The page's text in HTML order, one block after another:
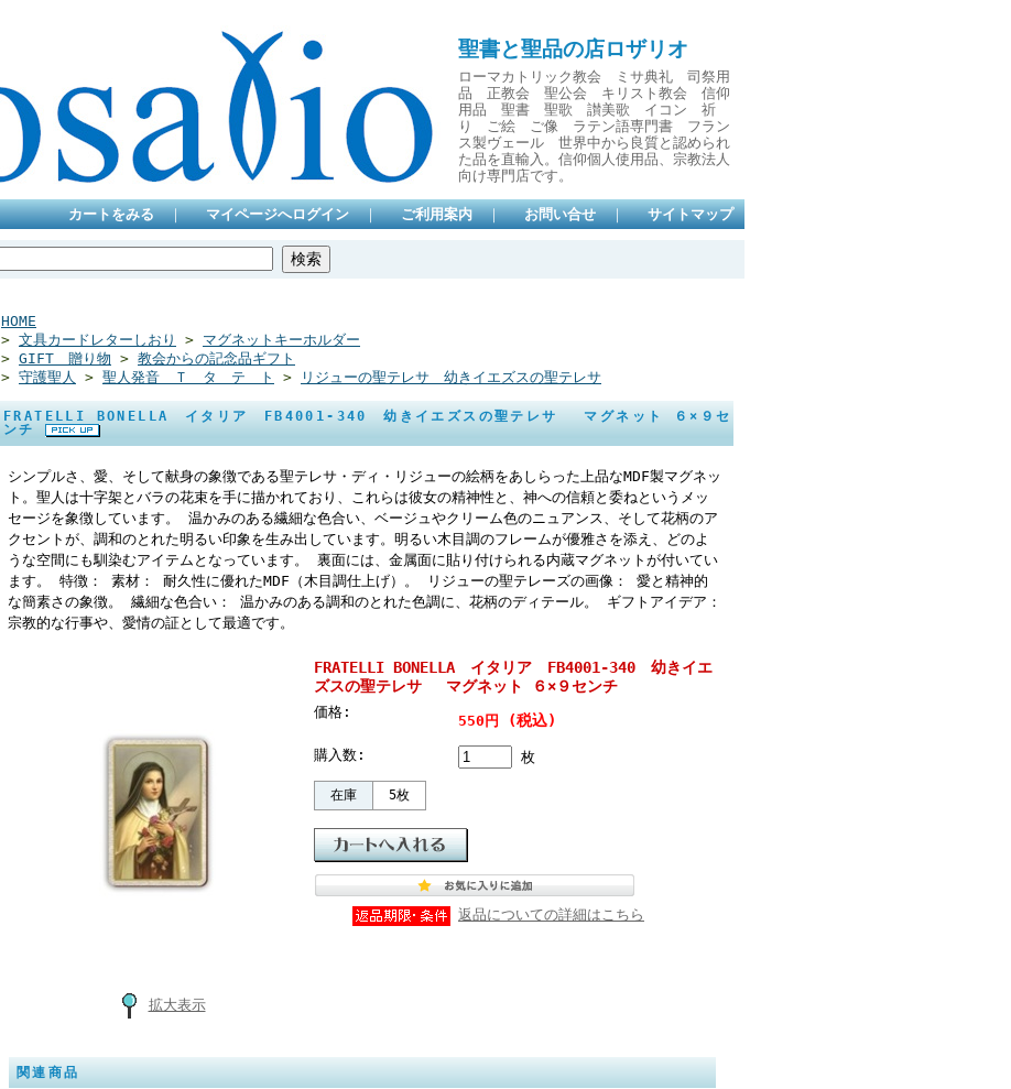
聖書と聖品の店ロザリオ
ローマカトリック教会 ミサ典礼 司祭用
品 正教会 聖公会 キリスト教会 信仰
用品 聖書 聖歌 讃美歌 イコン 祈
り ご絵 ご像 ラテン語専門書 フラン
ス製ヴェール 世界中から良質と認められ
た品を直輸入。信仰個人使用品、宗教法人
向け専門店です。
カートをみる ｜ マイページへログイン ｜ ご利用案内 ｜ お問い合せ ｜ サイトマップ
HOME
> 文具カードレターしおり > マグネットキーホルダー
> GIFT 贈り物 > 教会からの記念品ギフト
> 守護聖人 > 聖人発音 Ｔ タ テ ト > リジューの聖テレサ 幼きイエズスの聖テレサ
FRATELLI BONELLA イタリア FB4001-340 幼きイエズスの聖テレサ マグネット ６×９セ
ンチ
シンプルさ、愛、そして献身の象徴である聖テレサ・ディ・リジューの絵柄をあしらった上品なMDF製マグネッ
ト。聖人は十字架とバラの花束を手に描かれており、これらは彼女の精神性と、神への信頼と委ねというメッ
セージを象徴しています。 温かみのある繊細な色合い、ベージュやクリーム色のニュアンス、そして花柄のア
クセントが、調和のとれた明るい印象を生み出しています。明るい木目調のフレームが優雅さを添え、どのよ
うな空間にも馴染むアイテムとなっています。 裏面には、金属面に貼り付けられる内蔵マグネットが付いてい
ます。 特徴： 素材： 耐久性に優れたMDF（木目調仕上げ）。 リジューの聖テレーズの画像： 愛と精神的
な簡素さの象徴。 繊細な色合い： 温かみのある調和のとれた色調に、花柄のディテール。 ギフトアイデア：
宗教的な行事や、愛情の証として最適です。
拡大表示
FRATELLI BONELLA イタリア FB4001-340 幼きイエ
ズスの聖テレサ マグネット ６×９センチ
価格:
550円 (税込)
購入数: 枚
在庫 5枚
返品についての詳細はこちら
関連商品